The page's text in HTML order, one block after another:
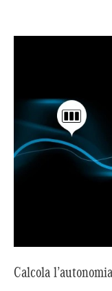
Calcola l’autonomia